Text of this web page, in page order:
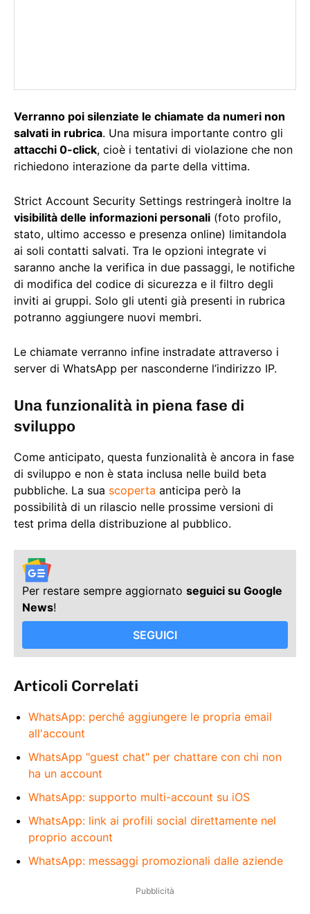
Verranno poi silenziate le chiamate da numeri non
salvati in rubrica. Una misura importante contro gli
attacchi 0-click, cioè i tentativi di violazione che non
richiedono interazione da parte della vittima.
Strict Account Security Settings restringerà inoltre la
visibilità delle informazioni personali (foto profilo,
stato, ultimo accesso e presenza online) limitandola
ai soli contatti salvati. Tra le opzioni integrate vi
saranno anche la verifica in due passaggi, le notifiche
di modifica del codice di sicurezza e il filtro degli
inviti ai gruppi. Solo gli utenti già presenti in rubrica
potranno aggiungere nuovi membri.
Le chiamate verranno infine instradate attraverso i
server di WhatsApp per nasconderne l’indirizzo IP.
Una funzionalità in piena fase di
sviluppo
Come anticipato, questa funzionalità è ancora in fase
di sviluppo e non è stata inclusa nelle build beta
pubbliche. La sua scoperta anticipa però la
possibilità di un rilascio nelle prossime versioni di
test prima della distribuzione al pubblico.
Per restare sempre aggiornato seguici su Google
News!
SEGUICI
Articoli Correlati
WhatsApp: perché aggiungere le propria email
all'account
WhatsApp "guest chat" per chattare con chi non
ha un account
WhatsApp: supporto multi-account su iOS
WhatsApp: link ai profili social direttamente nel
proprio account
WhatsApp: messaggi promozionali dalle aziende
Pubblicità